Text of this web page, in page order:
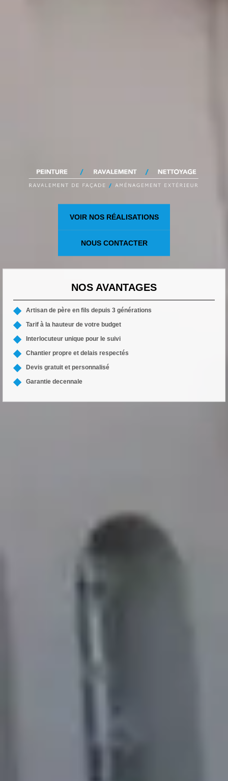
VOIR NOS RÉALISATIONS
NOUS CONTACTER
NOS AVANTAGES
Artisan de père en fils depuis 3 générations
Tarif à la hauteur de votre budget
Interlocuteur unique pour le suivi
Chantier propre et delais respectés
Devis gratuit et personnalisé
Garantie decennale